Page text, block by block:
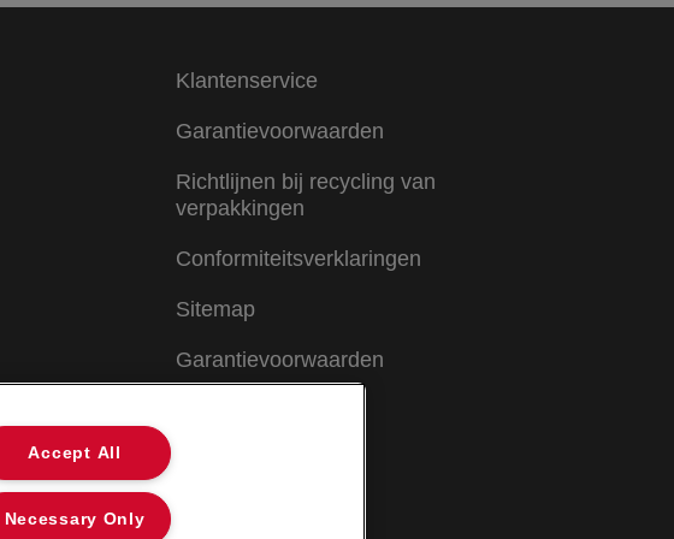
Klantenservice
Garantievoorwaarden
Richtlijnen bij recycling van
verpakkingen
Conformiteitsverklaringen
Sitemap
Garantievoorwaarden
Accept All
Necessary Only